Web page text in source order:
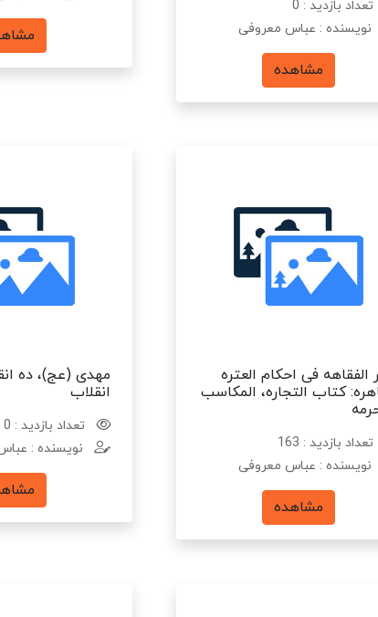
تعداد بازدید : 0
نویسنده : عباس معروفی
مشاهده
الفقاهه فی احکام العتره
کتاب التجاره، المکاسب
تعداد بازدید : 163
نویسنده : عباس معروفی
مشاهده
مهدی (عج)، ده
انقلاب
تعداد بازدید : 0
نویسنده :